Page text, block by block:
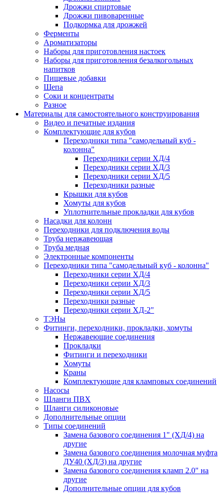
Дрожжи спиртовые
Дрожжи пивоваренные
Подкормка для дрожжей
Ферменты
Ароматизаторы
Наборы для приготовления настоек
Наборы для приготовления безалкогольных
напитков
Пищевые добавки
Щепа
Соки и концентраты
Разное
Материалы для самостоятельного конструирования
Видео и печатные издания
Комплектующие для кубов
Переходники типа "самодельный куб -
колонна"
Переходники серии ХД/4
Переходники серии ХД/3
Переходники серии ХД/5
Переходники разные
Крышки для кубов
Хомуты для кубов
Уплотнительные прокладки для кубов
Насадки для колонн
Переходники для подключения воды
Труба нержавеющая
Труба медная
Электронные компоненты
Переходники типа "самодельный куб - колонна"
Переходники серии ХД/4
Переходники серии ХД/3
Переходники серии ХД/5
Переходники разные
Переходники серии ХД-2"
ТЭНы
Фитинги, переходники, прокладки, хомуты
Нержавеющие соединения
Прокладки
Фитинги и переходники
Хомуты
Краны
Комплектующие для кламповых соединений
Насосы
Шланги ПВХ
Шланги силиконовые
Дополнительные опции
Типы соединений
Замена базового соединения 1" (ХД/4) на
другие
Замена базового соединения молочная муфта
ДУ40 (ХД/3) на другие
Замена базового соединения кламп 2.0" на
другие
Дополнительные опции для кубов